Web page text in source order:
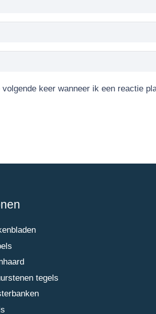
keer wanneer ik een reactie
tegels